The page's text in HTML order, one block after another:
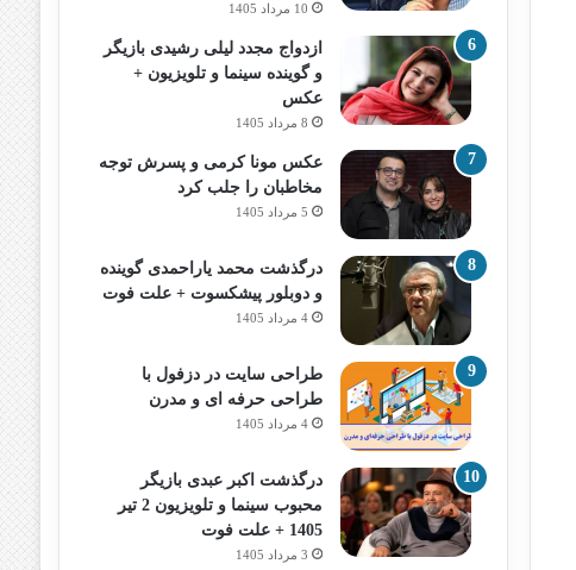
10 مرداد 1405
ازدواج مجدد لیلی رشیدی بازیگر
و گوینده سینما و تلویزیون +
عکس
8 مرداد 1405
عکس مونا کرمی و پسرش توجه
مخاطبان را جلب کرد
5 مرداد 1405
درگذشت محمد یاراحمدی گوینده
و دوبلور پیشکسوت + علت فوت
4 مرداد 1405
طراحی سایت در دزفول با
طراحی حرفه‌ ای و مدرن
4 مرداد 1405
درگذشت اکبر عبدی بازیگر
محبوب سینما و تلویزیون 2 تیر
1405 + علت فوت
3 مرداد 1405